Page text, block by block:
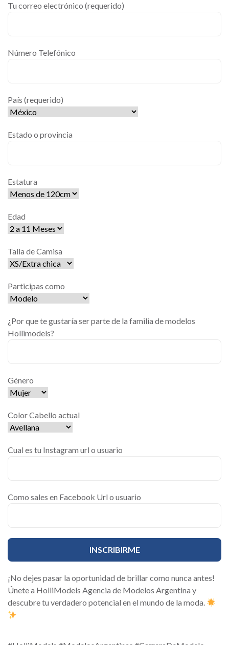
Tu correo electrónico (requerido)
Número Telefónico
País (requerido)
Estado o provincia
Estatura
Edad
Talla de Camisa
Participas como
¿Por que te gustaría ser parte de la familia de modelos
Hollimodels?
Género
Color Cabello actual
Cual es tu Instagram url o usuario
Como sales en Facebook Url o usuario
¡No dejes pasar la oportunidad de brillar como nunca antes!
Únete a HolliModels Agencia de Modelos Argentina y
descubre tu verdadero potencial en el mundo de la moda.